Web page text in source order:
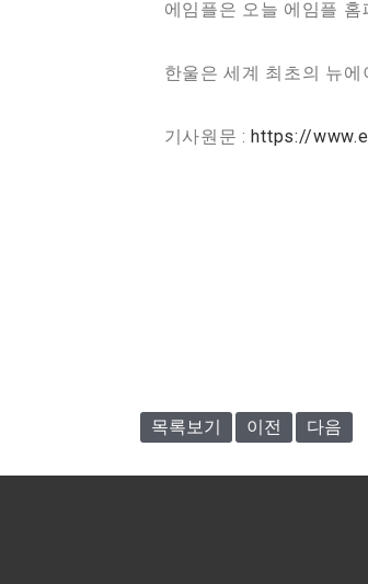
에임플은 오늘 에임플 홈
한울은 세계 최초의 뉴
기사원문 :https://
목록보기 이전 다음